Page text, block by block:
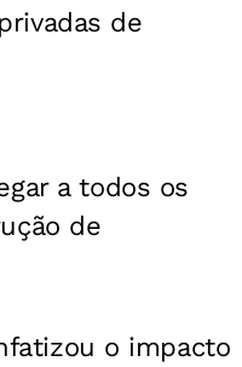
de
a todos os
de
o impacto